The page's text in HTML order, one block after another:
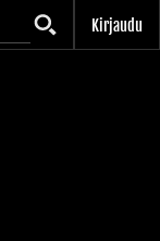
Kirjaudu